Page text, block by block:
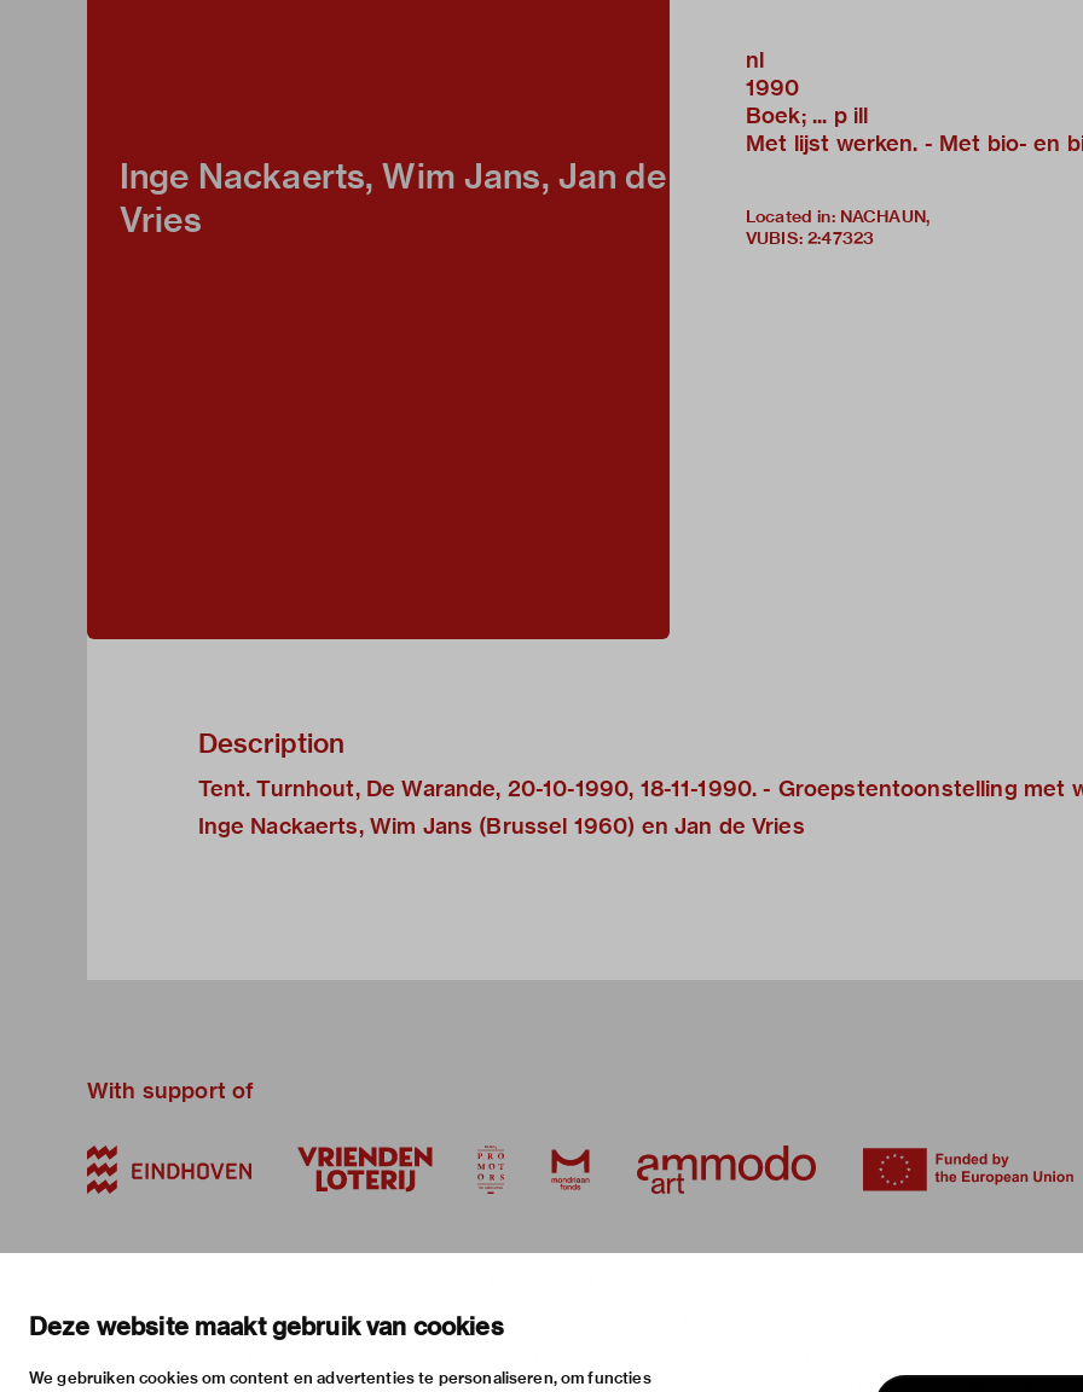
Deze website maakt gebruik van cookies
We gebruiken cookies om content en advertenties te personaliseren, om functies
Inge Nackaerts, Wim Jans, Jan de
Vries
nl
1990
Boek; ... p ill
Met lijst werken. - Met bio- en
Located in: NACHAUN,
VUBIS: 2:47323
Description
Tent. Turnhout, De Warande, 20-10-1990, 18-11-1990. - Groepstentoonstelling met
Inge Nackaerts, Wim Jans (Brussel 1960) en Jan de Vries
With support of
newsletter
stratumsedijk 2 eindhovenexhibitions